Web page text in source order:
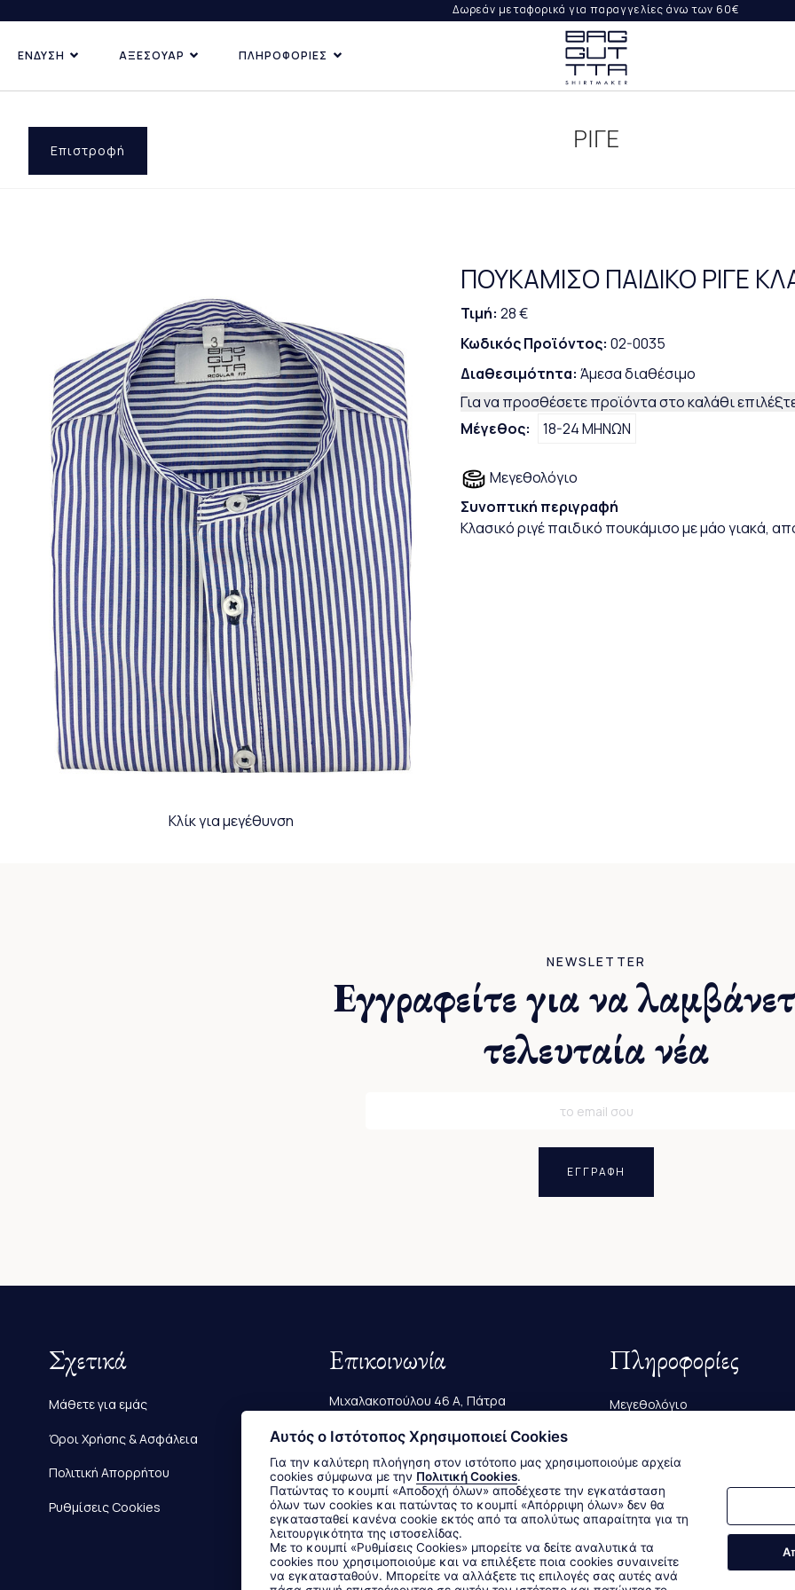
Δωρεάν μεταφορικά για παραγγελίες άνω των 60€
ΕΝΔΥΣΗ ΑΞΕΣΟΥΑΡ ΠΛΗΡΟΦΟΡΙΕΣ
ΡΙΓΕ
Επιστροφή
Κλίκ για μεγέθυνση
ΠΟΥΚΑΜΙΣΟ ΠΑΙΔΙΚΟ ΡΙΓΕ
Τιμή: 28 €
Κωδικός Προϊόντος: 02-0035
Διαθεσιμότητα: Άμεσα διαθέσιμο
Για να προσθέσετε προϊόντα στο καλάθι
Μέγεθος:
18-24 ΜΗΝΩΝ
Μεγεθολόγιο
Συνοπτική περιγραφή
Κλασικό ριγέ παιδικό πουκάμισο με μάο γιακά,
NEWSLETTER
Εγγραφείτε για να
τελευταία νέα
ΕΓΓΡΑΦΗ
Σχετικά
Μάθετε για εμάς
Όροι Χρήσης & Ασφάλεια
Πολιτική Απορρήτου
Ρυθμίσεις Cookies
Επικοινωνία
Μιχαλακοπούλου 46 Α, Πάτρα
Τηλ.:2610 223 239
E-mail: info@bagutta.gr
Πληροφορίες
Μεγεθολόγιο
Τρόποι Παραγγελίας &
Δεχόμαστε όλες τις πιστωτικές κάρτες:
Sitemap/Login
Αυτός ο Ιστότοπος Χρησιμοποιεί Cookies
Για την καλύτερη πλοήγηση στον ιστότοπο μας χρησιμοποιούμε αρχεία
cookies σύμφωνα με την Πολιτική Cookies.
Πατώντας το κουμπί «Αποδοχή όλων» αποδέχεστε την εγκατάσταση
όλων των cookies και πατώντας το κουμπί «Απόρριψη όλων» δεν θα
εγκατασταθεί κανένα cookie εκτός από τα απολύτως απαραίτητα για τη
λειτουργικότητα της ιστοσελίδας.
Με το κουμπί «Ρυθμίσεις Cookies» μπορείτε να δείτε αναλυτικά τα
cookies που χρησιμοποιούμε και να επιλέξετε ποια cookies συναινείτε
να εγκατασταθούν. Μπορείτε να αλλάξετε τις επιλογές σας αυτές ανά